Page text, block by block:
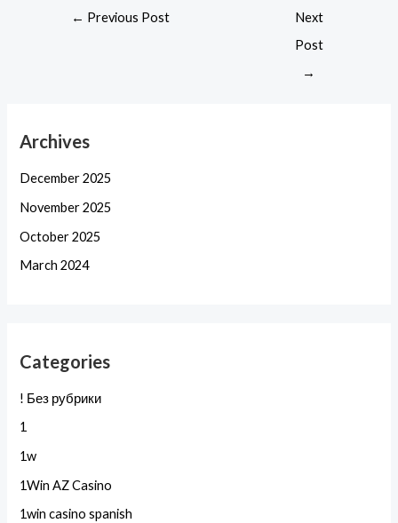
Archives
December 2025
November 2025
October 2025
March 2024
Categories
! Без рубрики
1
1w
1Win AZ Casino
1win casino spanish
← Previous Post
Next
Post
→